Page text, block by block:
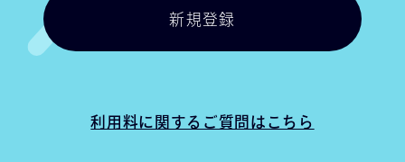
新規登録
利用料に関するご質問はこちら